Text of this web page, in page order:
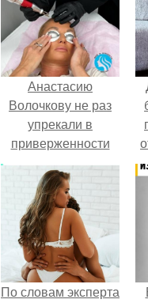
Анастасию
Волочкову не раз
упрекали в
приверженности
устаревшим бьюти -
процедурам.
По словам эксперта